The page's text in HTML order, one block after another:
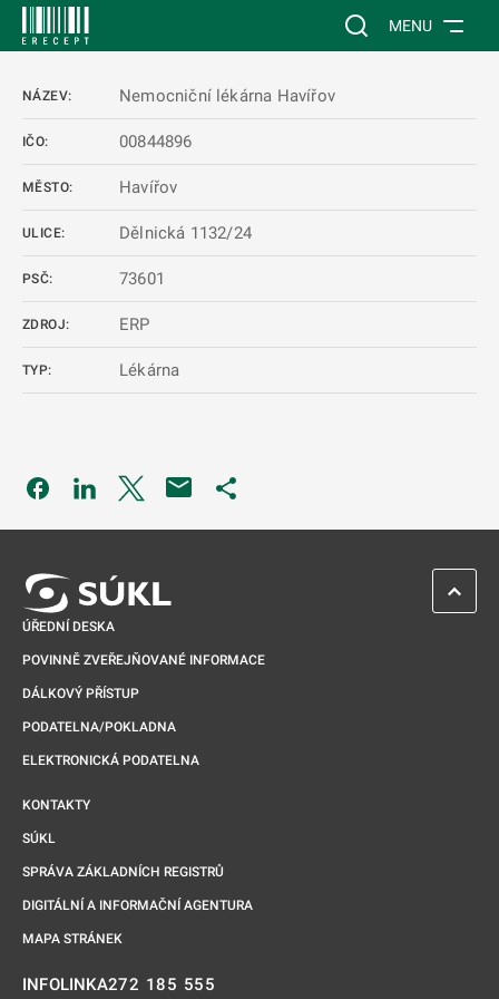
Vyhledávání na
MENU
NÁZEV: Nemocniční lékárna Havířov
IČO: 00844896
MĚSTO: Havířov
ULICE: Dělnická 1132/24
PSČ: 73601
ZDROJ: ERP
TYP: Lékárna
Odkaz se otevře na nové kartě
Odkaz se otevře na nové kartě
Odkaz se otevře na nové kartě
ÚŘEDNÍ DESKA
POVINNĚ ZVEŘEJŇOVANÉ INFORMACE
DÁLKOVÝ PŘÍSTUP
PODATELNA/POKLADNA
ELEKTRONICKÁ PODATELNA
KONTAKTY
SÚKL
SPRÁVA ZÁKLADNÍCH REGISTRŮ
DIGITÁLNÍ A INFORMAČNÍ AGENTURA
MAPA STRÁNEK
INFOLINKA272 185 555
ZPĚT